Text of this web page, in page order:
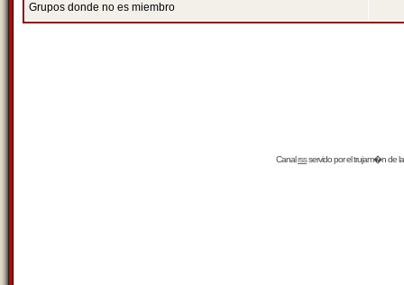
Grupos donde no es miembro
Canalrssservido por eltrujam�nde